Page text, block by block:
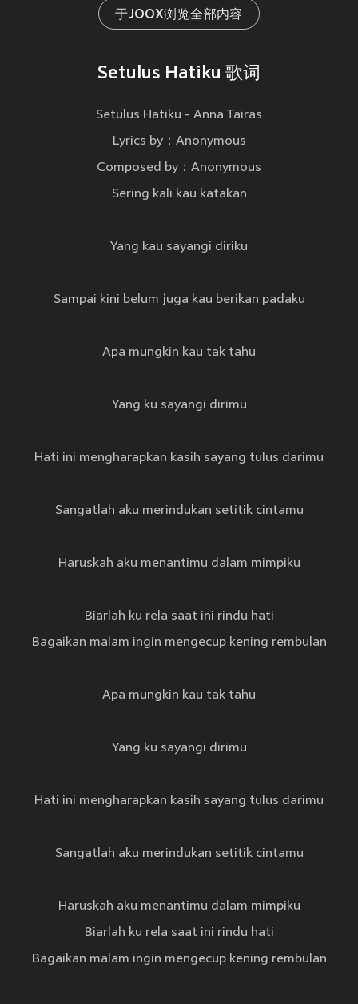
于JOOX浏览全部内容
Setulus Hatiku 歌词
Setulus Hatiku - Anna Tairas
Lyrics by：Anonymous
Composed by：Anonymous
Sering kali kau katakan
Yang kau sayangi diriku
Sampai kini belum juga kau berikan padaku
Apa mungkin kau tak tahu
Yang ku sayangi dirimu
Hati ini mengharapkan kasih sayang tulus darimu
Sangatlah aku merindukan setitik cintamu
Haruskah aku menantimu dalam mimpiku
Biarlah ku rela saat ini rindu hati
Bagaikan malam ingin mengecup kening rembulan
Apa mungkin kau tak tahu
Yang ku sayangi dirimu
Hati ini mengharapkan kasih sayang tulus darimu
Sangatlah aku merindukan setitik cintamu
Haruskah aku menantimu dalam mimpiku
Biarlah ku rela saat ini rindu hati
Bagaikan malam ingin mengecup kening rembulan